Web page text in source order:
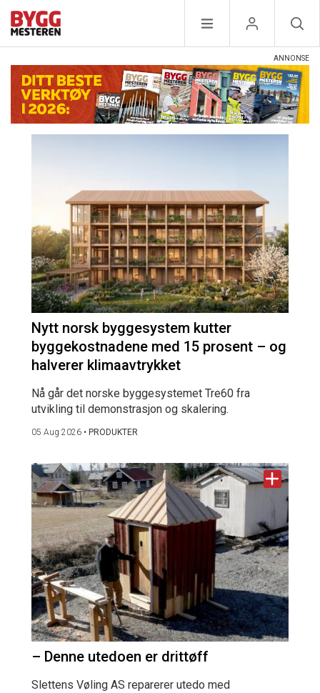
Nytt norsk byggesystem kutter
byggekostnadene med 15 prosent – og
halverer klimaavtrykket
Nå går det norske byggesystemet Tre60 fra
utvikling til demonstrasjon og skalering.
05 Aug 2026 • PRODUKTER
– Denne utedoen er drittøff
Slettens Vøling AS reparerer utedo med